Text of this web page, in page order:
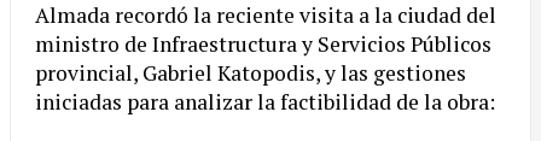
Almada recordó la reciente visita a la ciudad del
ministro de Infraestructura y Servicios Públicos
provincial, Gabriel Katopodis, y las gestiones
iniciadas para analizar la factibilidad de la obra: